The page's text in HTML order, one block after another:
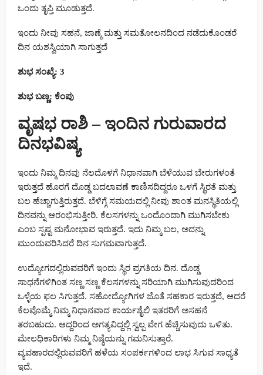
ಒಂದು ತೃಪ್ತಿ ಮೂಡುತ್ತದೆ.
ಇಂದು ನೀವು ಸಹನೆ, ಜಾಣ್ಮೆ ಮತ್ತು ಸಮತೋಲನದಿಂದ ನಡೆದುಕೊಂಡರೆ
ದಿನ ಯಶಸ್ವಿಯಾಗಿ ಸಾಗುತ್ತದೆ
ಶುಭ ಸಂಖ್ಯೆ: 3
ಶುಭ ಬಣ್ಣ: ಕೆಂಪು
ವೃಷಭ ರಾಶಿ – ಇಂದಿನ ಗುರುವಾರದ
ದಿನಭವಿಷ್ಯ
ಇಂದು ನಿಮ್ಮ ದಿನವು ನೆಲದೊಳಗೆ ನಿಧಾನವಾಗಿ ಬೆಳೆಯುವ ಬೇರುಗಳಂತೆ
ಇರುತ್ತದೆ ಹೊರಗೆ ದೊಡ್ಡ ಬದಲಾವಣೆ ಕಾಣಿಸದಿದ್ದರೂ ಒಳಗೆ ಸ್ಥಿರತೆ ಮತ್ತು
ಬಲ ಹೆಚ್ಚಾಗುತ್ತಿರುತ್ತದೆ. ಬೆಳಿಗ್ಗೆ ಸಮಯದಲ್ಲಿ ನೀವು ಶಾಂತ ಮನಸ್ಥಿತಿಯಲ್ಲಿ
ದಿನವನ್ನು ಆರಂಭಿಸುತ್ತೀರಿ. ಕೆಲಸಗಳನ್ನು ಒಂದೊಂದಾಗಿ ಮುಗಿಸಬೇಕು
ಎಂಬ ಸ್ಪಷ್ಟ ಮನೋಭಾವ ಇರುತ್ತದೆ. ಇದು ನಿಮ್ಮ ಬಲ, ಅದನ್ನು
ಮುಂದುವರಿಸಿದರೆ ದಿನ ಸುಗಮವಾಗುತ್ತದೆ.
ಉದ್ಯೋಗದಲ್ಲಿರುವವರಿಗೆ ಇಂದು ಸ್ಥಿರ ಪ್ರಗತಿಯ ದಿನ. ದೊಡ್ಡ
ಸಾಧನೆಗಳಿಗಿಂತ ಸಣ್ಣ ಸಣ್ಣ ಕೆಲಸಗಳನ್ನು ಸರಿಯಾಗಿ ಮುಗಿಸುವುದರಿಂದ
ಒಳ್ಳೆಯ ಫಲ ಸಿಗುತ್ತದೆ. ಸಹೋದ್ಯೋಗಿಗಳ ಜೊತೆ ಸಹಕಾರ ಇರುತ್ತದೆ, ಆದರೆ
ಕೆಲವೊಮ್ಮೆ ನಿಮ್ಮ ನಿಧಾನವಾದ ಕಾರ್ಯಶೈಲಿ ಇತರರಿಗೆ ಅಸಹನೆ
ತರಬಹುದು. ಆದ್ದರಿಂದ ಅಗತ್ಯವಿದ್ದಲ್ಲಿ ಸ್ವಲ್ಪ ವೇಗ ಹೆಚ್ಚಿಸುವುದು ಒಳಿತು.
ಮೇಲಧಿಕಾರಿಗಳು ನಿಮ್ಮ ನಿಷ್ಠೆಯನ್ನು ಗಮನಿಸುತ್ತಾರೆ.
ವ್ಯವಹಾರದಲ್ಲಿರುವವರಿಗೆ ಹಳೆಯ ಸಂಪರ್ಕಗಳಿಂದ ಲಾಭ ಸಿಗುವ ಸಾಧ್ಯತೆ
ಇದೆ.